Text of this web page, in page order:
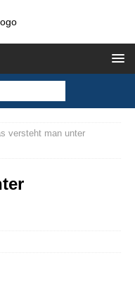
versteht man unter